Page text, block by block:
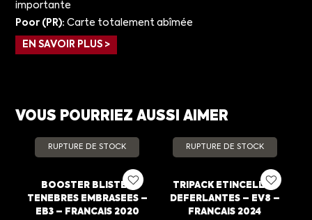
importante
Poor (PR): Carte totalement abîmée
EN SAVOIR PLUS >
VOUS POURRIEZ AUSSI AIMER
RUPTURE DE STOCK
BOOSTER BLISTER
TENEBRES EMBRASEES –
EB3 – FRANCAIS 2020
RUPTURE DE STOCK
TRIPACK ETINCELLES
DEFERLANTES – EV8 –
FRANCAIS 2024